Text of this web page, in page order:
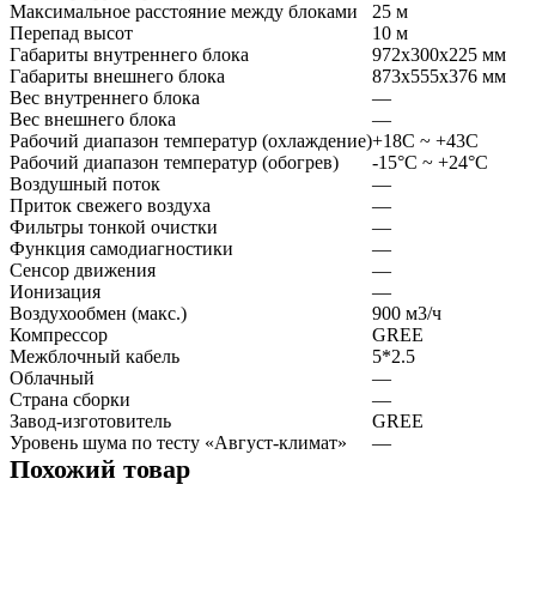
Максимальное расстояние между блоками
25 м
Перепад высот
10 м
Габариты внутреннего блока
972x300x225 мм
Габариты внешнего блока
873x555x376 мм
Вес внутреннего блока
—
Вес внешнего блока
—
Рабочий диапазон температур (охлаждение)+18C ~ +43C
Рабочий диапазон температур (обогрев)
-15°С ~ +24°С
Воздушный поток
—
Приток свежего воздуха
—
Фильтры тонкой очистки
—
Функция самодиагностики
—
Сенсор движения
—
Ионизация
—
Воздухообмен (макс.)
900 м3/ч
Компрессор
GREE
Межблочный кабель
5*2.5
Облачный
—
Страна сборки
—
Завод-изготовитель
GREE
Уровень шума по тесту «Август-климат»
—
Похожий товар